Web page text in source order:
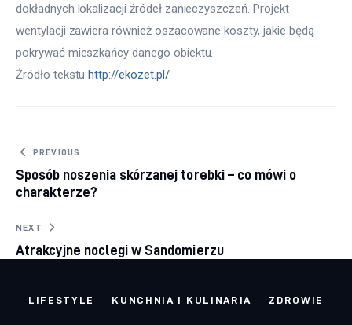
dokładnych lokalizacji źródeł zanieczyszczeń. Projekt
wentylacji zawiera również oszacowane koszty, jakie będą
pokrywać mieszkańcy danego obiektu.
Źródło tekstu http://ekozet.pl/
Nawigacja wpisu
PREVIOUS
Sposób noszenia skórzanej torebki – co mówi o
charakterze?
NEXT
Atrakcyjne noclegi w Sandomierzu
LIFESTYLE KUNCHNIA I KULINARIA ZDROWIE